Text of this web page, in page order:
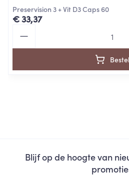
Preservision 3 + Vit D3 Caps 60
€ 33,37
Bestel
Blijf op de hoogte van